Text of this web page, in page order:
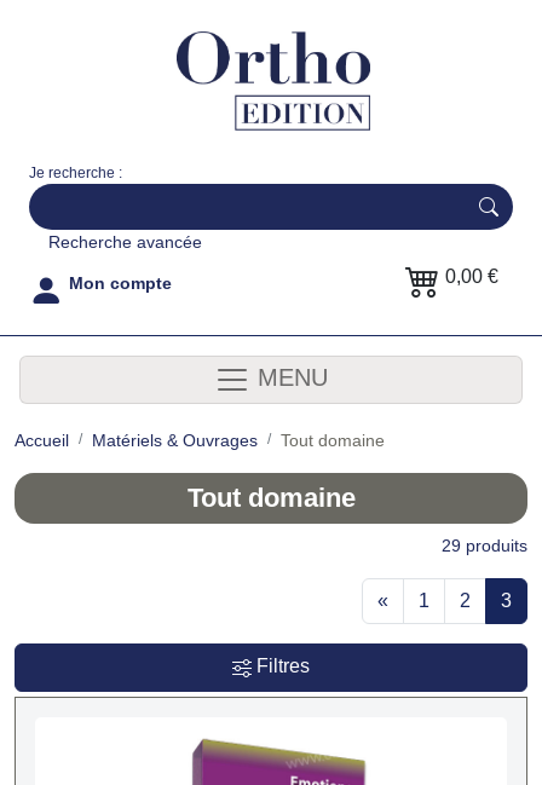
Je recherche :
Recherche avancée
Mon compte 0,00 €
MENU
Accueil Matériels & Ouvrages Tout domaine
Tout domaine
29 produits
« 1 2 3
Filtres